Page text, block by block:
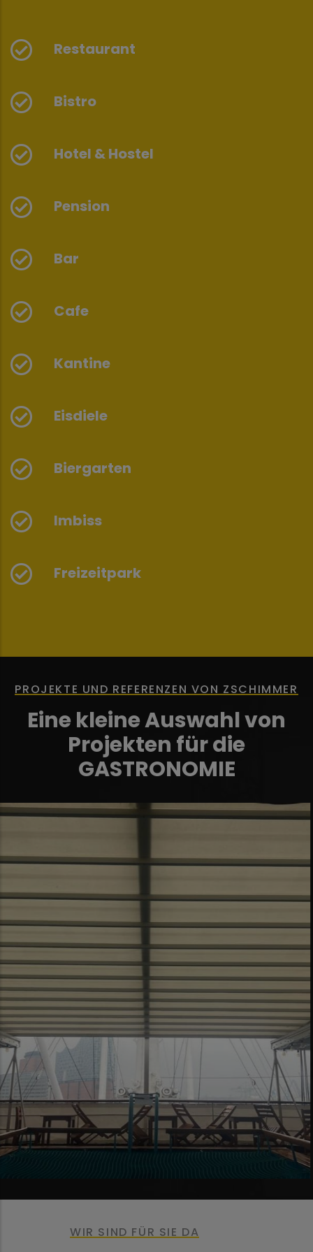
Restaurant
Bistro
Hotel & Hostel
Pension
Bar
Cafe
Kantine
Eisdiele
Biergarten
Imbiss
Freizeitpark
PROJEKTE UND REFERENZEN VON ZSCHIMMER
Eine kleine Auswahl von
Projekten für die
GASTRONOMIE
WIR SIND FÜR SIE DA